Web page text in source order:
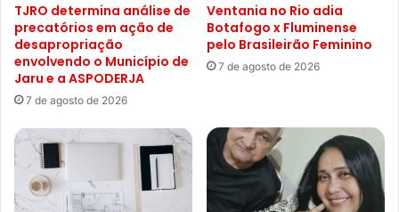
TJRO determina análise de
precatórios em ação de
desapropriação
envolvendo o Município de
Jaru e a ASPODERJA
7 de agosto de 2026
Ventania no Rio adia
Botafogo x Fluminense
pelo Brasileirão Feminino
7 de agosto de 2026